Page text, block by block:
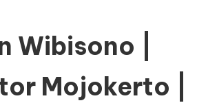
Wibisono |
Mojokerto |